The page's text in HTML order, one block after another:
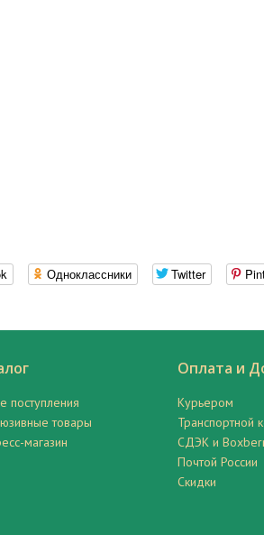
Одноклассники Twitter
поступления
товары
магазин
Оплата и
Курьером
Транспортной
СДЭК и
Почтой России
Скидки